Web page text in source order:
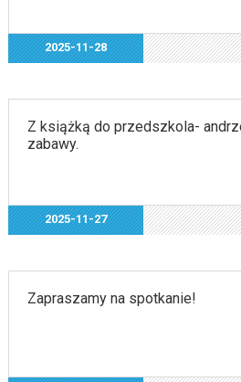
2025-11-28
Z książką do przedszkola-
zabawy.
2025-11-27
Zapraszamy na spotkanie!